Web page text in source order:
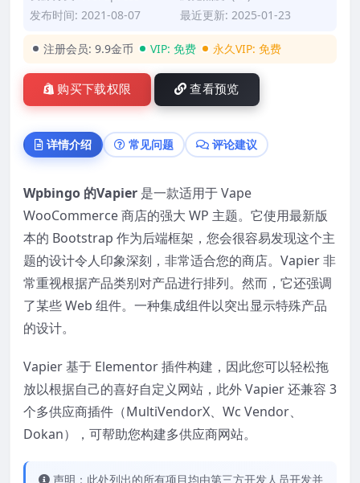
发布时间: 2021-08-07
最近更新: 2025-01-23
注册会员: 9.9金币 VIP: 免费 永久VIP: 免费
购买下载权限 查看预览
详情介绍 常见问题 评论建议
Wpbingo 的Vapier 是一款适用于 Vape
WooCommerce 商店的强大 WP 主题。它使用最新版
本的 Bootstrap 作为后端框架，您会很容易发现这个主
题的设计令人印象深刻，非常适合您的商店。Vapier 非
常重视根据产品类别对产品进行排列。然而，它还强调
了某些 Web 组件。一种集成组件以突出显示特殊产品
的设计。
Vapier 基于 Elementor 插件构建，因此您可以轻松拖
放以根据自己的喜好自定义网站，此外 Vapier 还兼容 3
个多供应商插件（MultiVendorX、Wc Vendor、
Dokan），可帮助您构建多供应商网站。
声明：此处列出的所有项目均由第三方开发人员开发并